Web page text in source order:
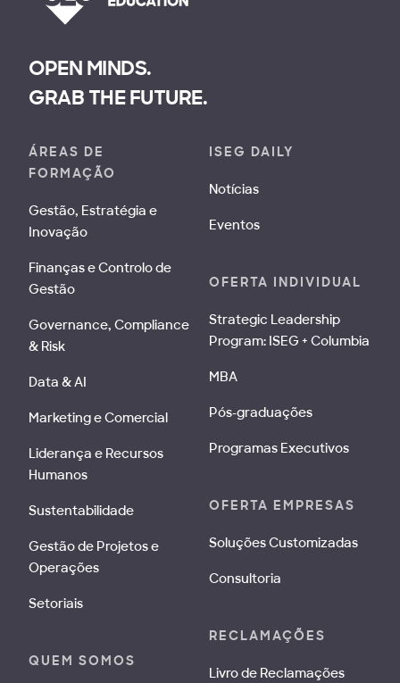
OPEN MINDS.
GRAB THE FUTURE.
ÁREAS DE
FORMAÇÃO
Gestão, Estratégia e
Inovação
Finanças e Controlo de
Gestão
Governance, Compliance
& Risk
Data & AI
Marketing e Comercial
Liderança e Recursos
Humanos
Sustentabilidade
Gestão de Projetos e
Operações
Setoriais
QUEM SOMOS
ISEG DAILY
Notícias
Eventos
OFERTA INDIVIDUAL
Strategic Leadership
Program: ISEG + Columbia
MBA
Pós-graduações
Programas Executivos
OFERTA EMPRESAS
Soluções Customizadas
Consultoria
RECLAMAÇÕES
Livro de Reclamações